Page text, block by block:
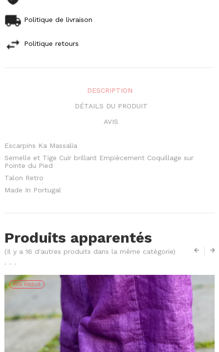
Politique de livraison
Politique retours
DESCRIPTION
DÉTAILS DU PRODUIT
AVIS
Escarpins Ka Massalia
Semelle et Tige Cuir brillant Empiècement Coquillage sur
Pointe du Pied
Talon Retro
Made In Portugal
Produits apparentés
(Il y a 16 d'autres produits dans la même catégorie)
Prix Réduit